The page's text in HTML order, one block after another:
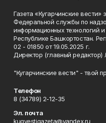
Газета «Кугарчинские вести»
Федеральной службы по
информационных технологий
Республике Башкортостан.
02 - 01850 от 19.05.2025 г.
Директор (главный
"Кугарчинские вести" - твой
Телефон
8 (34789) 2-12-35
Эл. почта
kugvestigazeta@yandex.ru